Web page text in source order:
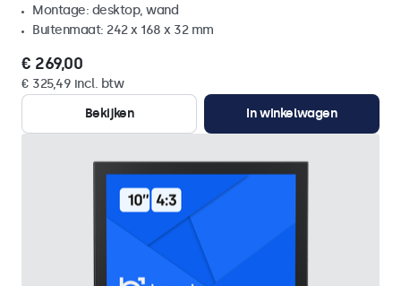
Montage: desktop, wand
Buitenmaat: 242 x 168 x 32 mm
€ 269,00
€ 325,49 incl. btw
Bekijken
In winkelwagen